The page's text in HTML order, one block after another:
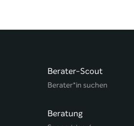
Berater-Scout
Berater*in suchen
Beratung